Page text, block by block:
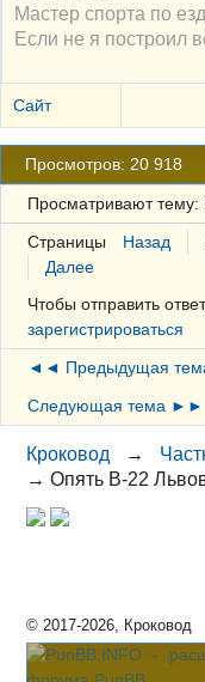
Мастер спорта по
Если не я построил
Сайт
Просмотров: 20 918
Просматривают тему:
Страницы Назад
Далее
Чтобы отправить
зарегистрироваться
◄◄ Предыдущая
Следующая тема ►►
Кроковод →
→Опять В-22
© 2017-2026, Кроковод